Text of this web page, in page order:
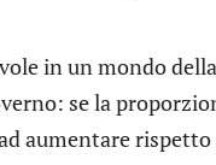
in un mondo
se la
aumentare